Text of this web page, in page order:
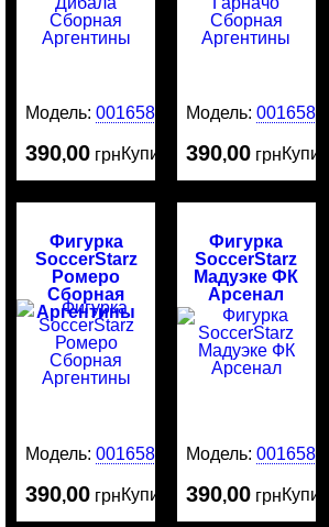
Модель:0016587
390,00 грнКупить
Модель:0016586
390,00 грнКупить
Фигурка
SoccerStarz
Ромеро
Сборная
Аргентины
Модель:0016583
390,00 грнКупить
Фигурка
SoccerStarz
Мадуэке ФК
Арсенал
Модель:0016582
390,00 грнКупить